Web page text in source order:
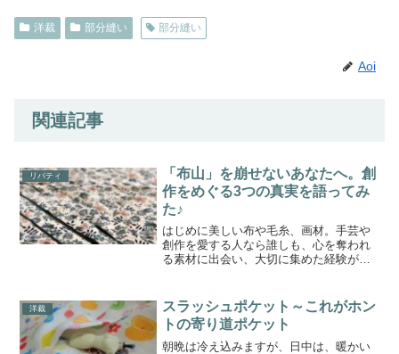
洋裁 部分縫い 部分縫い
Aoi
関連記事
リバティ
「布山」を崩せないあなたへ。創
作をめぐる3つの真実を語ってみ
た♪
はじめに美しい布や毛糸、画材。手芸や
創作を愛する人なら誰しも、心を奪われ
る素材に出会い、大切に集めた経験があ
ただ棚に並べて眺めているだけ…という
ことも少なくありません。こ...
洋裁
スラッシュポケット～これがホン
トの寄り道ポケット
朝晩は冷え込みますが、日中は、暖かい